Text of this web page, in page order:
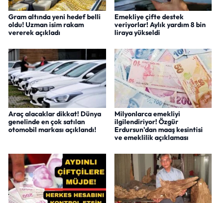
Gram altında yeni hedef belli
oldu! Uzman isim rakam
vererek açıkladı
Emekliye çifte destek
veriyorlar! Aylık yardım 8 bin
liraya yükseldi
Araç alacaklar dikkat! Dünya
genelinde en çok satılan
otomobil markası açıklandı!
Milyonlarca emekliyi
ilgilendiriyor! Özgür
Erdursun'dan maaş kesintisi
ve emeklilik açıklaması